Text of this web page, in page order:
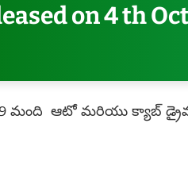
on 4 th
ఆటో మరియు క్యాబ్